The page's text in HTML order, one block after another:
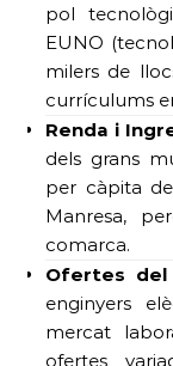
pol
EUNO
milers de
currículums
Renda i
dels grans
per càpita
Manresa,
comarca.
Ofertes del
enginyers
mercat
ofertes